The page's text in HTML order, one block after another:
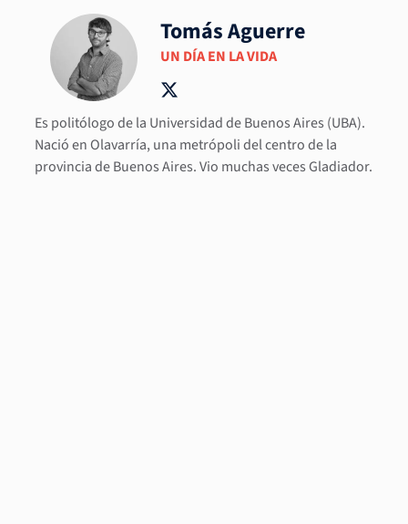
Tomás Aguerre
UN DÍA EN LA VIDA
Es politólogo de la Universidad de Buenos Aires (UBA).
Nació en Olavarría, una metrópoli del centro de la
provincia de Buenos Aires. Vio muchas veces Gladiador.